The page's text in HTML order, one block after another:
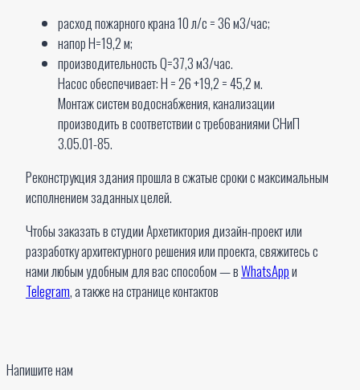
расход пожарного крана 10 л/с = 36 м3/час;
напор H=19,2 м;
производительность Q=37,3 м3/час.
Насос обеспечивает: H = 26 +19,2 = 45,2 м.
Монтаж систем водоснабжения, канализации
производить в соответствии с требованиями СНиП
3.05.01-85.
Реконструкция здания прошла в сжатые сроки с максимальным
исполнением заданных целей.
Чтобы заказать в студии Архетиктория дизайн-проект или
разработку архитектурного решения или проекта, свяжитесь с
нами любым удобным для вас способом — вWhatsAppи
Telegram, а также на странице контактов
Напишите нам